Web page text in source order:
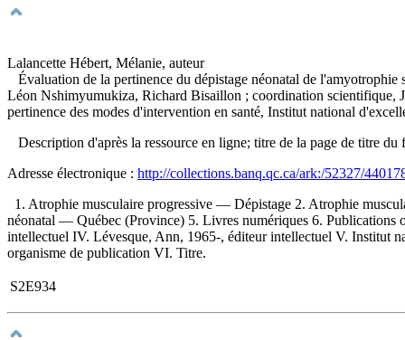
Lalancette Hébert, Mélanie, auteur
Évaluation de la pertinence du dépistage néonatal de l'amyotrophie
Léon Nshimyumukiza, Richard Bisaillon ; coordination scientifique,
pertinence des modes d'intervention en santé, Institut national
Description d'après la ressource en ligne; titre de la page de titre
Adresse électronique : http://collections.banq.qc.ca/ark:/52327/
1. Atrophie musculaire progressive — Dépistage 2. Atrophie
néonatal — Québec (Province) 5. Livres numériques 6. Publications
intellectuel IV. Lévesque, Ann, 1965-, éditeur intellectuel V. Institut
organisme de publication VI. Titre.
S2E934